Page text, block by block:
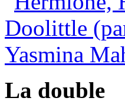
La double